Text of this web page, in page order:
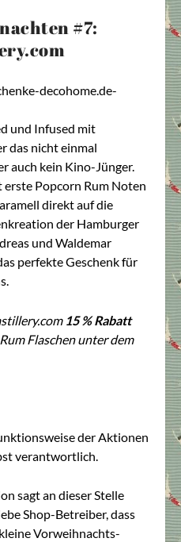
#7:
und Infused mit
das nicht einmal
auch kein Kino-Jünger.
Popcorn Rum Noten
direkt auf die
der Hamburger
und Waldemar
perfekte Geschenk für
15 % Rabatt
Flaschen unter dem
der Aktionen
verantwortlich.
sagt an dieser Stelle
Shop-Betreiber, dass
Vorweihnachts-